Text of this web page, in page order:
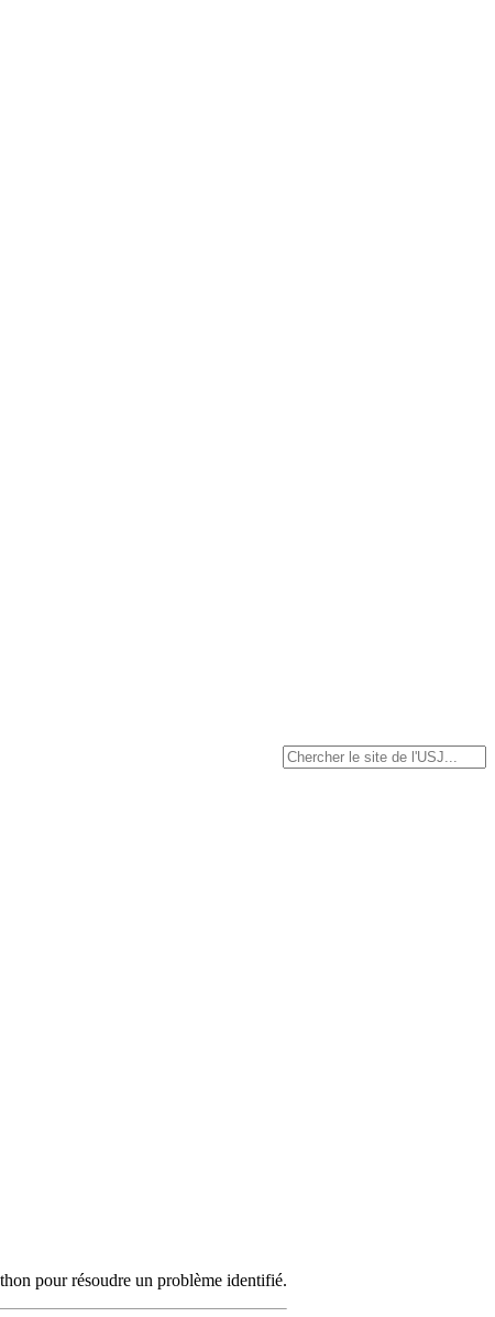
pour résoudre un problème identifié.